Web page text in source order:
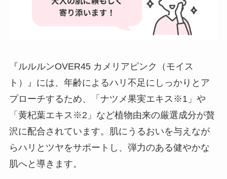
『ルルルンOVER45 カメリアピンク（モイス
ト）』には、年齢によるハリ不足にしっかりとア
プローチするため、「ナツメ果実エキス※1」や
「黄杞葉エキス※2」など植物由来の厳選成分が贅
沢に配合されています。肌にうるおいを与えなが
らハリとツヤをサポートし、弾力のある健やかな
肌へと導きます。